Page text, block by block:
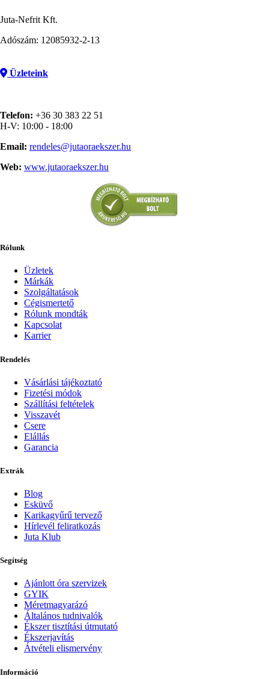
Juta-Nefrit Kft.
Adószám: 12085932-2-13
Üzleteink
Telefon: +36 30 383 22 51
H-V: 10:00 - 18:00
Email: rendeles@jutaoraekszer.hu
Web: www.jutaoraekszer.hu
Rólunk
Üzletek
Márkák
Szolgáltatások
Cégismertető
Rólunk mondták
Kapcsolat
Karrier
Rendelés
Vásárlási tájékoztató
Fizetési módok
Szállítási feltételek
Visszavét
Csere
Elállás
Garancia
Extrák
Blog
Esküvő
Karikagyűrű tervező
Hírlevél feliratkozás
Juta Klub
Segítség
Ajánlott óra szervizek
GYIK
Méretmagyarázó
Általános tudnivalók
Ékszer tisztítási útmutató
Ékszerjavítás
Átvételi elismervény
Információ